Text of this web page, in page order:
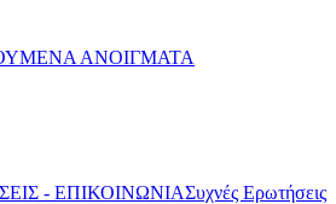
ΑΝΟΙΓΜΑΤΑ
- ΕΠΙΚΟΙΝΩΝΙΑΣυχνές Ερωτήσεις